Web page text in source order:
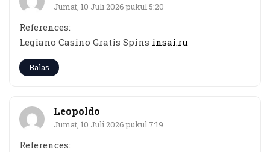
Jumat, 10 Juli 2026 pukul 5:20
References:
Legiano Casino Gratis Spins insai.ru
Balas
Leopoldo
Jumat, 10 Juli 2026 pukul 7:19
References: